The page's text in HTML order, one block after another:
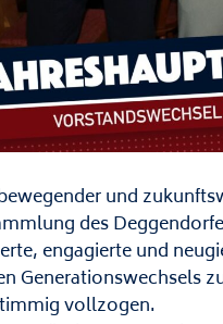
und
des
engagierte und
Generationswechsels
vollzogen.